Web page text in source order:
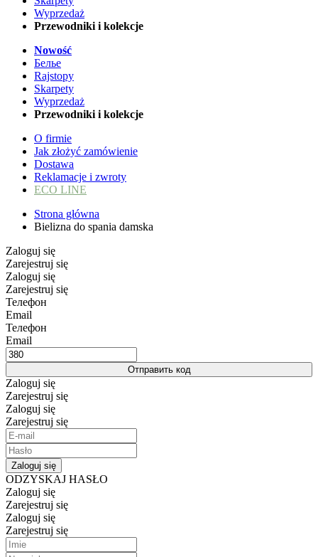
Wyprzedaż
Przewodniki i kolekcje
Nowość
Белье
Rajstopy
Skarpety
Wyprzedaż
Przewodniki i kolekcje
O firmie
Jak złożyć zamówienie
Dostawa
Reklamacje i zwroty
ECO LINE
Strona główna
Bielizna do spania damska
Zaloguj się
Zarejestruj się
Zaloguj się
Zarejestruj się
Телефон
Email
Телефон
Email
Отправить код
Zaloguj się
Zarejestruj się
Zaloguj się
Zarejestruj się
Zaloguj się
ODZYSKAJ HASŁO
Zaloguj się
Zarejestruj się
Zaloguj się
Zarejestruj się